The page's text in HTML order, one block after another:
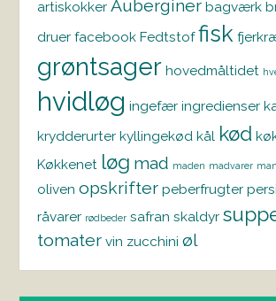
artiskokker Auberginer bagværk
druer facebook Fedtstof fisk
grøntsager hovedmåltidet
hvidløg ingefær ingredienser
krydderurter kyllingekød kål kød
Køkkenet løg mad maden madvarer
oliven opskrifter peberfrugter
råvarer rødbeder safran skaldyr
tomater vin zucchini øl